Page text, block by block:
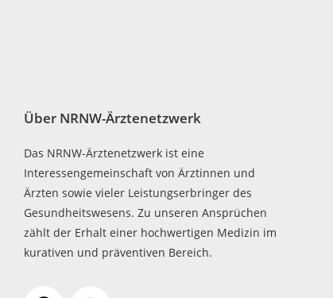
Über NRNW-Ärztenetzwerk
Das NRNW-Ärztenetzwerk ist eine
Interessengemeinschaft von Ärztinnen und
Ärzten sowie vieler Leistungserbringer des
Gesundheitswesens. Zu unseren Ansprüchen
zählt der Erhalt einer hochwertigen Medizin im
kurativen und präventiven Bereich.